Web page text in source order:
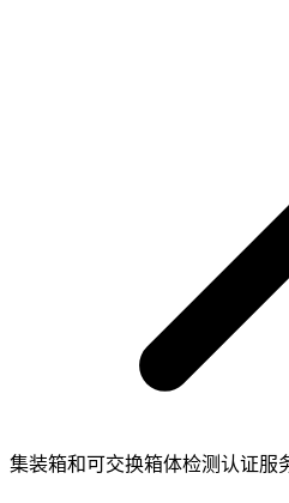
集装箱和可交换箱体检测认证服